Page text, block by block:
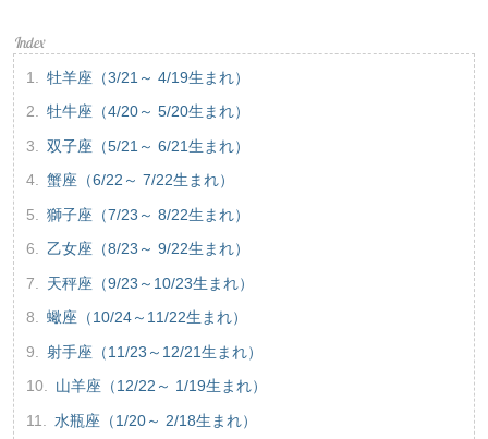
牡羊座（3/21～ 4/19生まれ）
牡牛座（4/20～ 5/20生まれ）
双子座（5/21～ 6/21生まれ）
蟹座（6/22～ 7/22生まれ）
獅子座（7/23～ 8/22生まれ）
乙女座（8/23～ 9/22生まれ）
天秤座（9/23～10/23生まれ）
蠍座（10/24～11/22生まれ）
射手座（11/23～12/21生まれ）
山羊座（12/22～ 1/19生まれ）
水瓶座（1/20～ 2/18生まれ）